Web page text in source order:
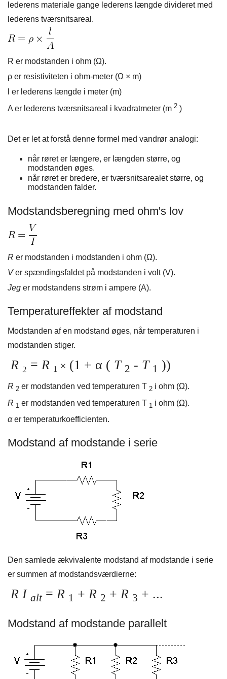
lederens materiale gange lederens længde divideret med
lederens tværsnitsareal.
R er modstanden i ohm (Ω).
ρ er resistiviteten i ohm-meter (Ω × m)
l er lederens længde i meter (m)
A er lederens tværsnitsareal i kvadratmeter (m 2 )
Det er let at forstå denne formel med vandrør analogi:
når røret er længere, er længden større, og
modstanden øges.
når røret er bredere, er tværsnitsarealet større, og
modstanden falder.
Modstandsberegning med ohm's lov
R er modstanden i modstanden i ohm (Ω).
Ver spændingsfaldet på modstanden i volt (V).
Jeg er modstandens strøm i ampere (A).
Temperatureffekter af modstand
Modstanden af ​​en modstand øges, når temperaturen i
modstanden stiger.
R 2 = R 1 × (1 + α ( T 2 - T 1 ))
R 2 er modstanden ved temperaturen T 2 i ohm (Ω).
R 1 er modstanden ved temperaturen T 1 i ohm (Ω).
αer temperaturkoefficienten.
Modstand af modstande i serie
Den samlede ækvivalente modstand af modstande i serie
er summen af ​​modstandsværdierne:
R I alt= R 1 + R 2 + R 3 + ...
Modstand af modstande parallelt